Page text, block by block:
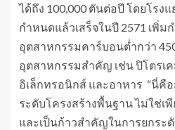
ได้ถึง 100,000 ตันต่อปี โดยโรง
กำหนดแล้วเสร็จในปี 2571 เพิ่ม
อุตสาหกรรมคาร์บอนต่ำกว่า
อุตสาหกรรมสำคัญ เช่น ปิโตรเ
อิเล็กทรอนิกส์ และอาหาร “นี่คื
ระดับโครงสร้างพื้นฐาน ไม่ใช่เ
และเป็นก้าวสำคัญในการยกระ